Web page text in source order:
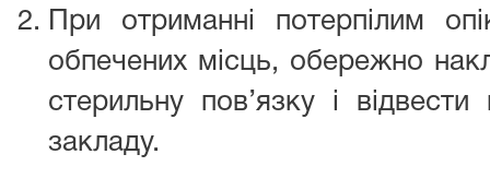
При отриманні потерпілим
обпечених місць, обережно
стерильну пов’язку і
закладу.